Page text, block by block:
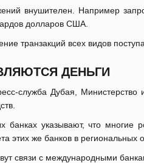
внушителен. Например
долларов США.
транзакций всех видов
ДЕНЬГИ
служба Дубая,
банках указывают, что
этих же банков в региональных
связи с международными